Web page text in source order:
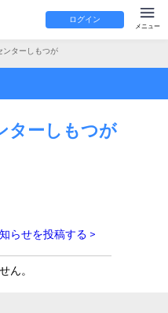
ログイン
ンターしもつが
ターしもつが
らせを投稿する >
ん。